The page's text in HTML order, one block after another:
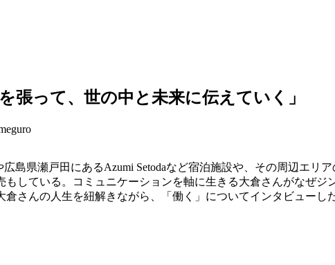
張って、世の中と未来に伝えていく」
広島県瀬戸田にあるAzumi Setodaなど宿泊施設や、その周辺エリ
している。コミュニケーションを軸に生きる大倉さんがなぜジ
さんの人生を紐解きながら、「働く」についてインタビューした